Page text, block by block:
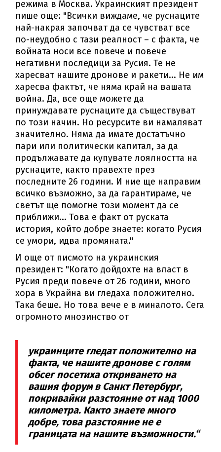
режима в Москва. Украинският президент
пише още: "Всички виждаме, че руснаците
най-накрая започват да се чувстват все
по-неудобно с тази реалност – с факта, че
войната носи все повече и повече
негативни последици за Русия. Те не
харесват нашите дронове и ракети... Не им
харесва фактът, че няма край на вашата
война. Да, все още можете да
принуждавате руснаците да съществуват
по този начин. Но ресурсите ви намаляват
значително. Няма да имате достатъчно
пари или политически капитал, за да
продължавате да купувате лоялността на
руснаците, както правехте през
последните 26 години. И ние ще направим
всичко възможно, за да гарантираме, че
светът ще помогне този момент да се
приближи... Това е факт от руската
история, който добре знаете: когато Русия
се умори, идва промяната."
И още от писмото на украинския
президент: "Когато дойдохте на власт в
Русия преди повече от 26 години, много
хора в Украйна ви гледаха положително.
Така беше. Но това вече е в миналото. Сега
огромното мнозинство от
украинците гледат положително на
факта, че нашите дронове с голям
обсег посетиха откриването на
вашия форум в Санкт Петербург,
покривайки разстояние от над 1000
километра. Както знаете много
добре, това разстояние не е
границата на нашите възможности.“